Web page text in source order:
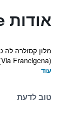
אודות Hotel Casolare Le Terre Rosse
(Via Francigena) דרך עולי הרגל העתיקה אל רומא. ...
עוד
טוב לדעת